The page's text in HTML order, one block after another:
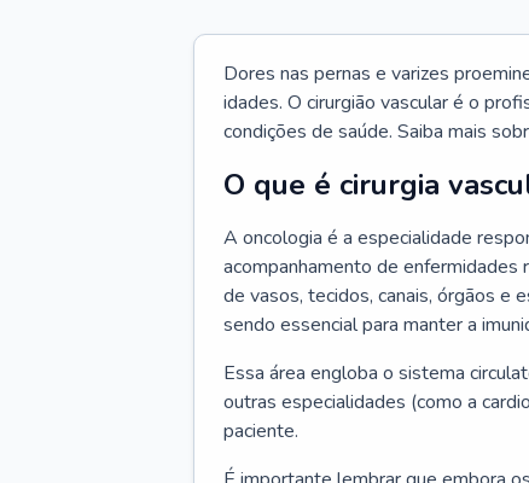
Dores nas pernas e varizes
idades. O cirurgião vascular é o
condições de saúde. Saiba mais
O que é cirurgia
A oncologia é a especialidade
acompanhamento de enfermidades
de vasos, tecidos, canais, órgãos e
sendo essencial para manter a
Essa área engloba o sistema
outras especialidades (como a
paciente.